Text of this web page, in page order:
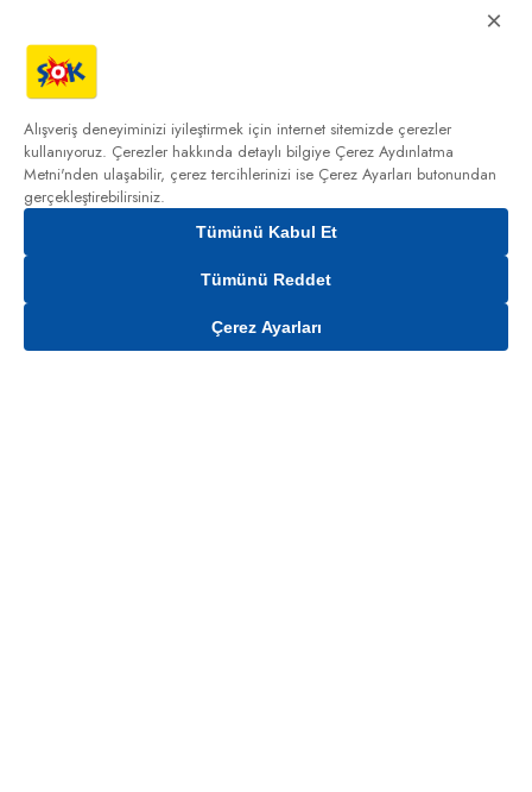
Gelince Haber Ver
×
Alışveriş deneyiminizi iyileştirmek için internet sitemizde çerezler
kullanıyoruz. Çerezler hakkında detaylı bilgiye Çerez Aydınlatma
Metni'nden ulaşabilir, çerez tercihlerinizi ise Çerez Ayarları butonundan
gerçekleştirebilirsiniz.
Tümünü Kabul Et
Tümünü Reddet
Çerez Ayarları